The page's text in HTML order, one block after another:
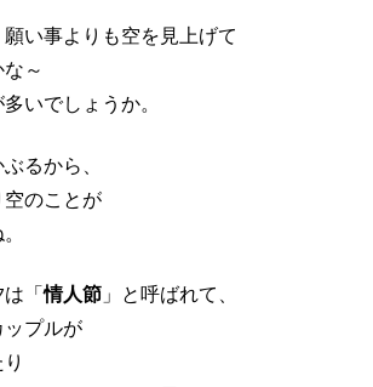
い事よりも空を見上げて
～
いでしょうか。
るから、
のことが
は「情人節 」と呼ばれて、
ップルが